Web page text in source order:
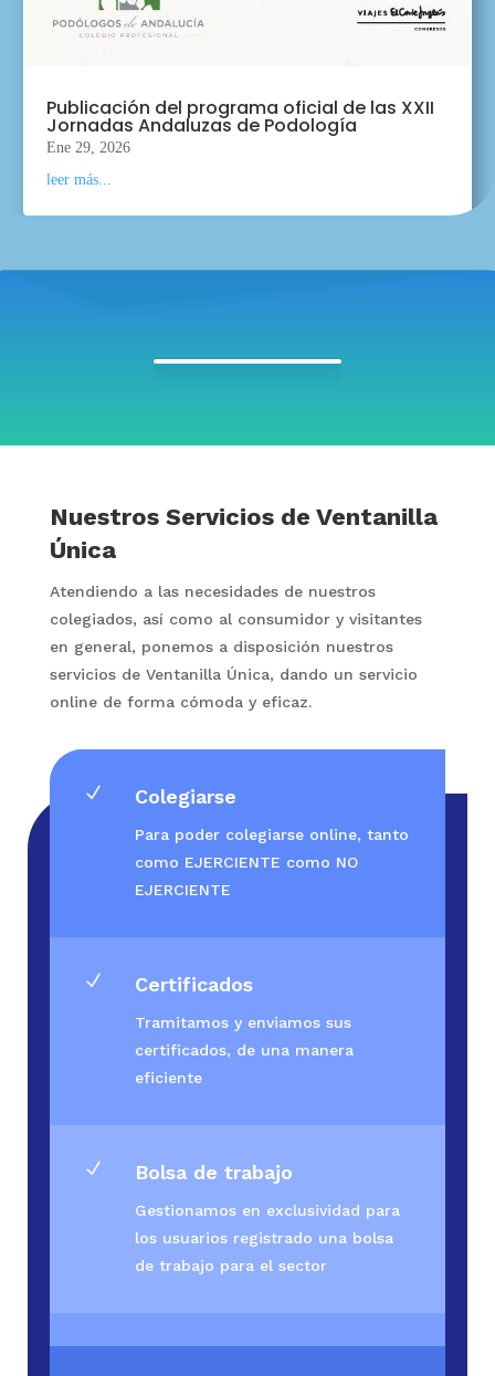
Publicación del programa oficial de las XXII
Jornadas Andaluzas de Podología
Ene 29, 2026
leer más...
Nuestros Servicios de Ventanilla
Única
Atendiendo a las necesidades de nuestros
colegiados, así como al consumidor y visitantes
en general, ponemos a disposición nuestros
servicios de Ventanilla Única, dando un servicio
online de forma cómoda y eficaz.
N Colegiarse
Para poder colegiarse online, tanto
como EJERCIENTE como NO
EJERCIENTE
N Certificados
Tramitamos y enviamos sus
certificados, de una manera
eficiente
N Bolsa de trabajo
Gestionamos en exclusividad para
los usuarios registrado una bolsa
de trabajo para el sector